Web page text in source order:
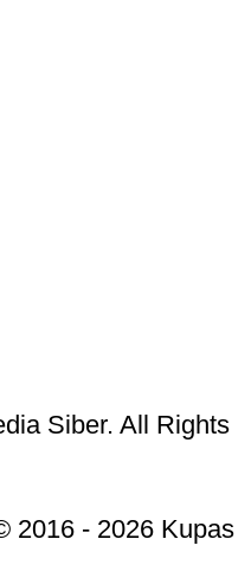
Siber. All Rights
2016 - 2026 Kupas